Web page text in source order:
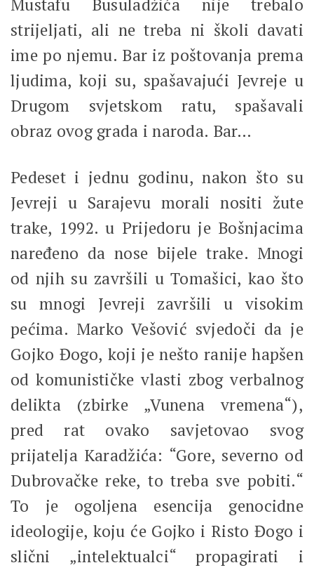
Mustafu Busuladžića nije trebalo
strijeljati, ali ne treba ni školi davati
ime po njemu. Bar iz poštovanja prema
ljudima, koji su, spašavajući Jevreje u
Drugom svjetskom ratu, spašavali
obraz ovog grada i naroda. Bar…
Pedeset i jednu godinu, nakon što su
Jevreji u Sarajevu morali nositi žute
trake, 1992. u Prijedoru je Bošnjacima
naređeno da nose bijele trake. Mnogi
od njih su završili u Tomašici, kao što
su mnogi Jevreji završili u visokim
pećima. Marko Vešović svjedoči da je
Gojko Đogo, koji je nešto ranije hapšen
od komunističke vlasti zbog verbalnog
delikta (zbirke „Vunena vremena“),
pred rat ovako savjetovao svog
prijatelja Karadžića: “Gore, severno od
Dubrovačke reke, to treba sve pobiti.“
To je ogoljena esencija genocidne
ideologije, koju će Gojko i Risto Đogo i
slični „intelektualci“ propagirati i